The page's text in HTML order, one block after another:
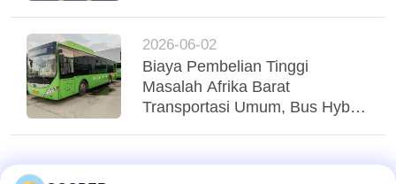
2026-06-02
Biaya Pembelian Tinggi
Masalah Afrika Barat
Transportasi Umum, Bus Hybrid
Nigeria